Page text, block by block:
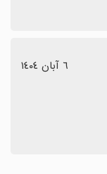
٦ آبان ١٤٠٤